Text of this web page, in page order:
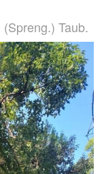
(Spreng.) Taub.